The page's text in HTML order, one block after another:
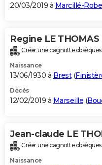
20/03/2019 à Marcillé-
Regine LE THOMAS
Créer une cagnotte obsèques
Naissance
13/06/1930 à Brest(
Décès
12/02/2019 à Marseille (
Jean-claude LE
Créer une cagnotte obsèques
Naissance